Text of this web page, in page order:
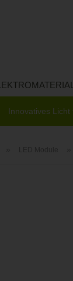
Innovatives